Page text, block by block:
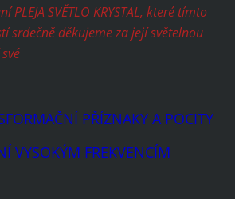
PLEJA SVĚTLO KRYSTAL, které tímto
srdečně děkujeme za její světelnou
PŘÍZNAKY A POCITY
VYSOKÝM FREKVENCÍM